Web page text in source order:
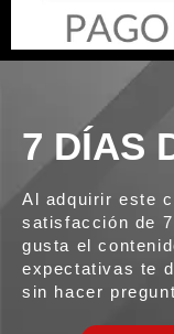
7 DÍAS
Al adquirir este
satisfacción de
gusta el
expectativas te
sin hacer